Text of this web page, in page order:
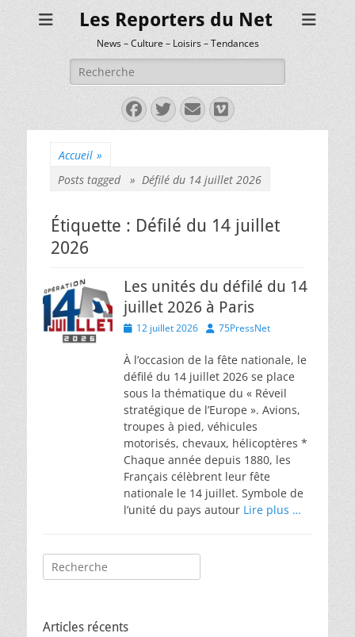
Les Reporters du Net
News – Culture – Loisirs – Tendances
Rechercher :
Facebook
Twitter
E-
mail
Vimeo
Accueil »
Posts tagged » Défilé du 14 juillet 2026
Étiquette : Défilé du 14 juillet
2026
Les unités du défilé du 14
juillet 2026 à Paris
Posted12 juillet 2026 Author
75PressNet
À l’occasion de la fête nationale, le
défilé du 14 juillet 2026 se place
sous la thématique du « Réveil
stratégique de l’Europe ». Avions,
troupes à pied, véhicules
motorisés, chevaux, hélicoptères *
Chaque année depuis 1880, les
Français célèbrent leur fête
nationale le 14 juillet. Symbole de
l’unité du pays autour Lire plus …
Rechercher :
Articles récents